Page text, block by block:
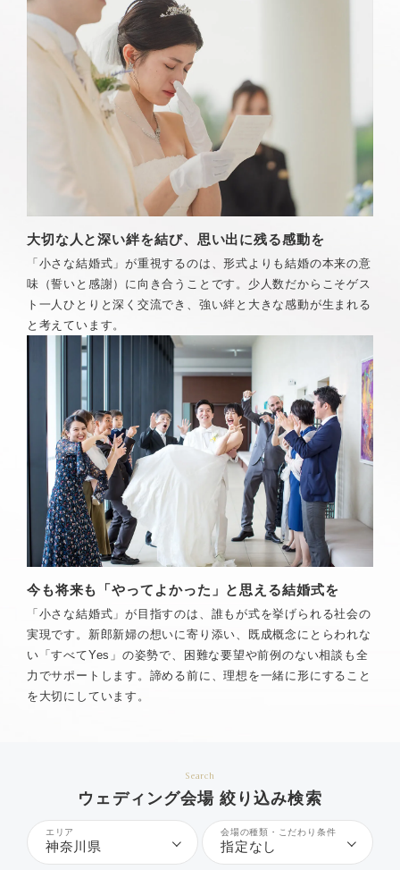
大切な人と深い絆を結び、思い出に残る感動を
「小さな結婚式」が重視するのは、形式よりも結婚の本来の意
味（誓いと感謝）に向き合うことです。少人数だからこそゲス
ト一人ひとりと深く交流でき、強い絆と大きな感動が生まれる
と考えています。
今も将来も「やってよかった」と思える結婚式を
「小さな結婚式」が目指すのは、誰もが式を挙げられる社会の
実現です。新郎新婦の想いに寄り添い、既成概念にとらわれな
い「すべてYes」の姿勢で、困難な要望や前例のない相談も全
力でサポートします。諦める前に、理想を一緒に形にすること
を大切にしています。
Search
ウェディング会場 絞り込み検索
エリア
神奈川県
会場の種類・こだわり条件
指定なし